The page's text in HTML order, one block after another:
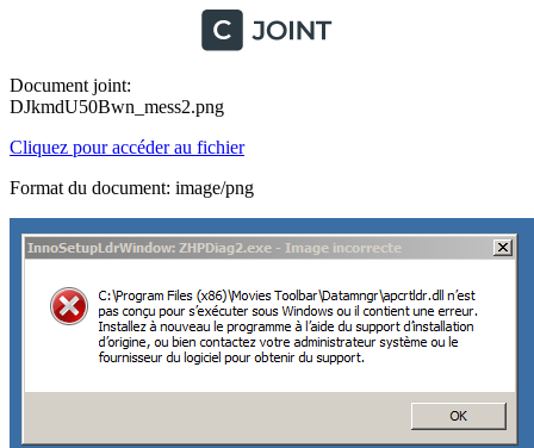
Document joint:
DJkmdU50Bwn_mess2.png
Cliquez pour accéder au fichier
Format du document: image/png